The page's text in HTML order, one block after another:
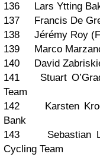
136 Lars Ytting Bak
137 Francis De
138 Jérémy Roy
139 Marco
140 David
141 Stuart
Team
142 Karsten
Bank
143 Sebastian
Cycling Team